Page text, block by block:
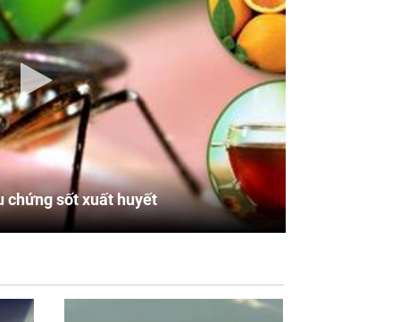
chứng sốt xuất huyết